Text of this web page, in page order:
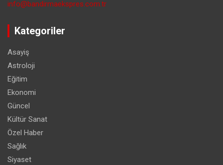
info@bandirmaekspres.com.tr
Kategoriler
Asayiş
Astroloji
Eğitim
Ekonomi
Güncel
Kültür Sanat
Özel Haber
Sağlık
Siyaset